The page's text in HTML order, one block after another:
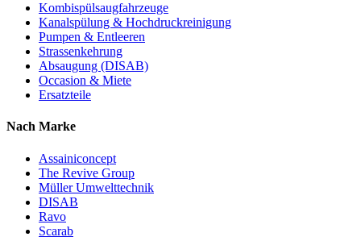
Kombispülsaugfahrzeuge
Kanalspülung & Hochdruckreinigung
Pumpen & Entleeren
Strassenkehrung
Absaugung (DISAB)
Occasion & Miete
Ersatzteile
Nach Marke
Assainiconcept
The Revive Group
Müller Umwelttechnik
DISAB
Ravo
Scarab